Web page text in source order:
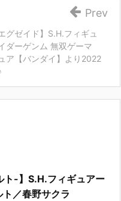
グゼイド】S.H.フィギュ
ダーゲンム 無双ゲーマ
ア【バンダイ】より2022
Prev
ト-】S.H.フィギュアー
／春野サクラ